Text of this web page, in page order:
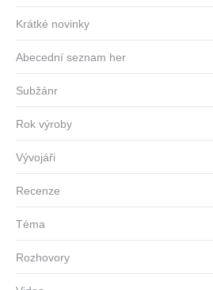
Krátké novinky
Abecední seznam her
Subžánr
Rok výroby
Vývojáři
Recenze
Téma
Rozhovory